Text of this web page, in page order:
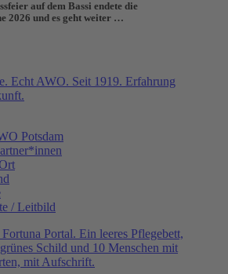
auf dem Bassi endete die
2026 und es geht weiter …
Potsdam
/ Leitbild